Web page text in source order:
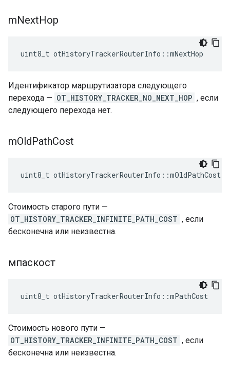
mNextHop
uint8_t otHistoryTrackerRouterInfo ::mNextHop
Идентификатор маршрутизатора следующего
перехода — OT_HISTORY_TRACKER_NO_NEXT_HOP , если
следующего перехода нет.
mOldPathCost
uint8_t otHistoryTrackerRouterInfo ::mOldPathCost
Стоимость старого пути —
OT_HISTORY_TRACKER_INFINITE_PATH_COST , если
бесконечна или неизвестна.
мпаскост
uint8_t otHistoryTrackerRouterInfo ::mPathCost
Стоимость нового пути —
OT_HISTORY_TRACKER_INFINITE_PATH_COST , если
бесконечна или неизвестна.